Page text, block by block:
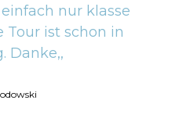
nur klasse
Tour ist schon in
Danke,,